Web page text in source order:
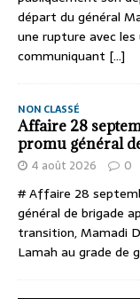
départ du général
une rupture avec les
communiquant [...]
NON CLASSÉ
Affaire 28
promu général
4 août 2026 0
# Affaire 28
général de brigade
transition, Mamadi
Lamah au grade de